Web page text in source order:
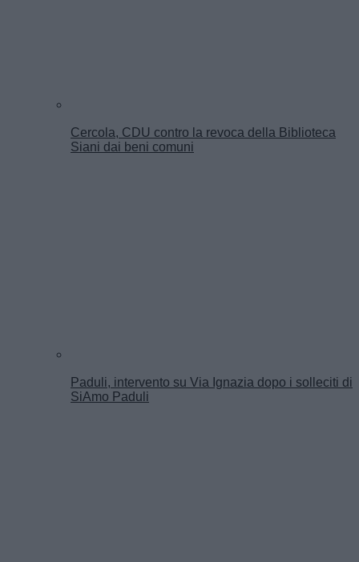
Cercola, CDU contro la revoca della Biblioteca
Siani dai beni comuni
Paduli, intervento su Via Ignazia dopo i solleciti di
SiAmo Paduli